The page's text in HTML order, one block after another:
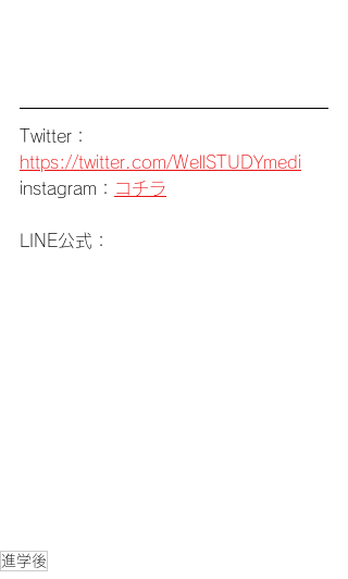
Twitter：
https://twitter.com/WellSTUDYmedi
instagram： コチラ
LINE公式：
進学後